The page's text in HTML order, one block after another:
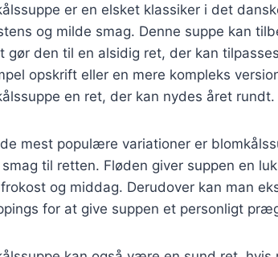
er en elsket klassiker i det
og milde smag. Denne suppe kan
gør den til en alsidig ret, der kan
opskrift eller en mere kompleks
en ret, der kan nydes året rundt.
mest populære variationer er
til retten. Fløden giver suppen en
og middag. Derudover kan man
for at give suppen et personligt